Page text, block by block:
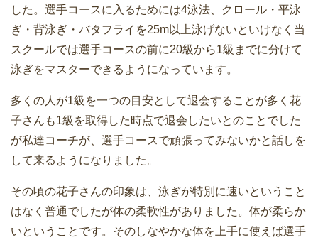
した。選手コースに入るためには4泳法、クロール・平泳
ぎ・背泳ぎ・バタフライを25m以上泳げないといけなく当
スクールでは選手コースの前に20級から1級までに分けて
泳ぎをマスターできるようになっています。
多くの人が1級を一つの目安として退会することが多く花
子さんも1級を取得した時点で退会したいとのことでした
が私達コーチが、選手コースで頑張ってみないかと話しを
して来るようになりました。
その頃の花子さんの印象は、泳ぎが特別に速いということ
はなく普通でしたが体の柔軟性がありました。体が柔らか
いということです。そのしなやかな体を上手に使えば選手